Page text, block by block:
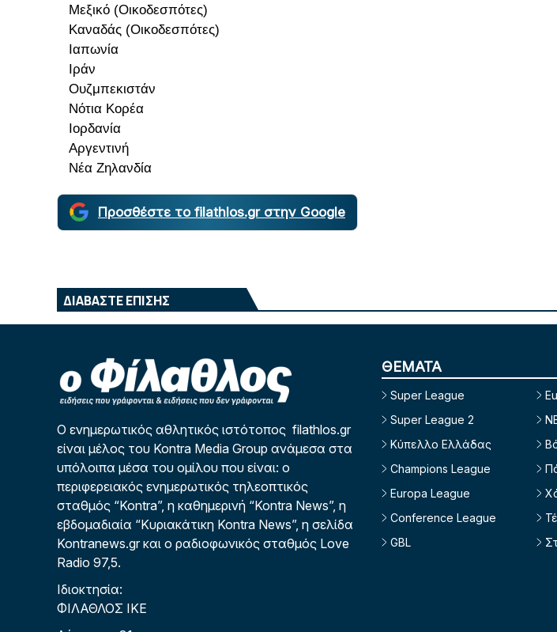
Μεξικό (Οικοδεσπότες)
Καναδάς (Οικοδεσπότες)
Ιαπωνία
Ιράν
Ουζμπεκιστάν
Νότια Κορέα
Ιορδανία
Αργεντινή
Νέα Ζηλανδία
Προσθέστε το filathlos.gr στην Google
ΔΙΑΒΑΣΤΕ ΕΠΙΣΗΣ
Ο ενημερωτικός αθλητικός ιστότοπος filathlos.gr
είναι μέλος του Kontra Media Group ανάμεσα στα
υπόλοιπα μέσα του ομίλου που είναι: ο
περιφερειακός ενημερωτικός τηλεοπτικός
σταθμός “Kontra”, η καθημερινή “Kontra News”, η
εβδομαδιαία “Κυριακάτικη Kontra News”, η σελίδα
Kontranews.gr και ο ραδιοφωνικός σταθμός Love
Radio 97,5.
Ιδιοκτησία:
ΦΙΛΑΘΛΟΣ ΙΚΕ
ΘΕΜΑΤΑ
Super League
Super League 2
Κύπελλο Ελλάδας
Champions League
Europa League
Conference League
GBL